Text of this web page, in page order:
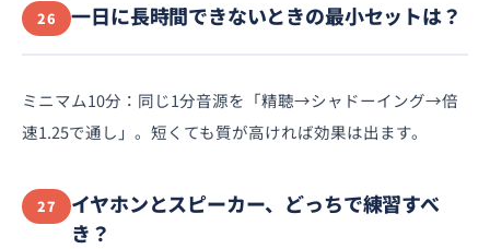
26 一日に長時間できないときの最小セットは？
ミニマム10分：同じ1分音源を「精聴→シャドーイング→倍
速1.25で通し」。短くても質が高ければ効果は出ます。
27
イヤホンとスピーカー、どっちで練習すべ
き？